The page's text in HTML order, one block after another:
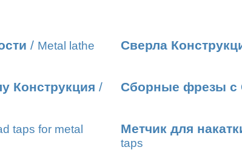
/ Metal lathe
Сверла
Конструкция / Сборные фрезы
taps for metal Метчик для
taps